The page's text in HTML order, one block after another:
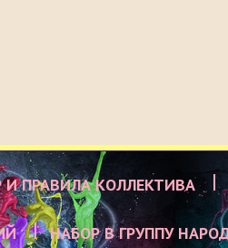
И ПРАВИЛА КОЛЛЕКТИВА
НАБОР В ГРУППУ